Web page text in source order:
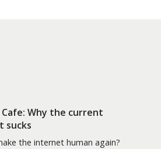
Cafe: Why the current
sucks
the internet human again?